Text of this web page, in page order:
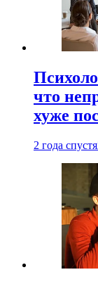
что
хуже
2 года спустя